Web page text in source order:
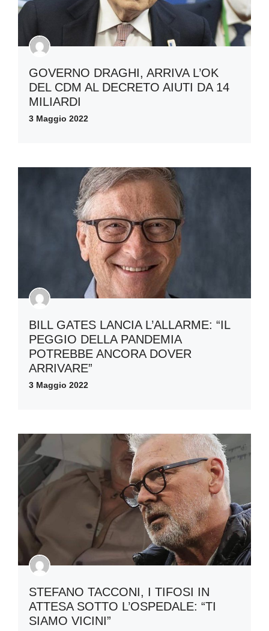
GOVERNO DRAGHI, ARRIVA L’OK
DEL CDM AL DECRETO AIUTI DA 14
MILIARDI
3 Maggio 2022
BILL GATES LANCIA L’ALLARME: “IL
PEGGIO DELLA PANDEMIA
POTREBBE ANCORA DOVER
ARRIVARE”
3 Maggio 2022
STEFANO TACCONI, I TIFOSI IN
ATTESA SOTTO L’OSPEDALE: “TI
SIAMO VICINI”